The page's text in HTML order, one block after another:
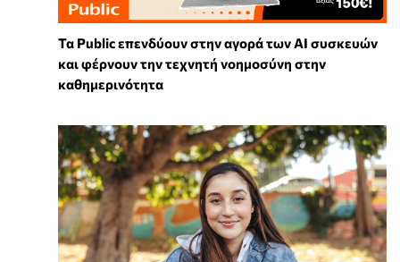
Τα Public επενδύουν στην αγορά των AI συσκευών
και φέρνουν την τεχνητή νοημοσύνη στην
καθημερινότητα